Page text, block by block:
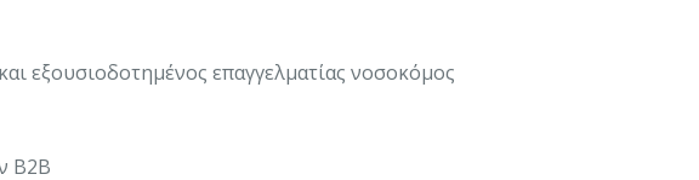
εξουσιοδοτημένος επαγγελματίας νοσοκόμος
B2B